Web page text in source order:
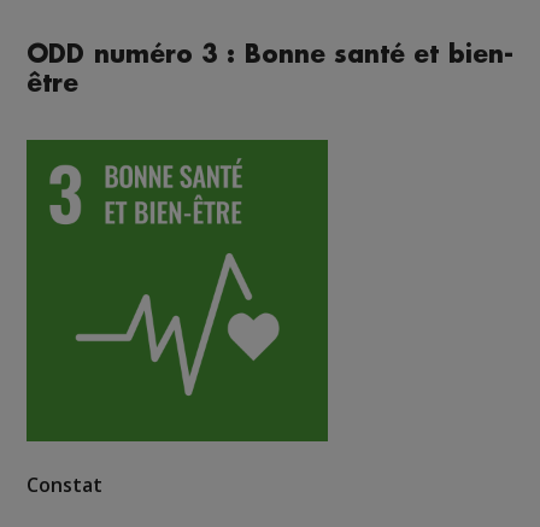
ODD numéro 3 : Bonne santé et bien-
être
Constat